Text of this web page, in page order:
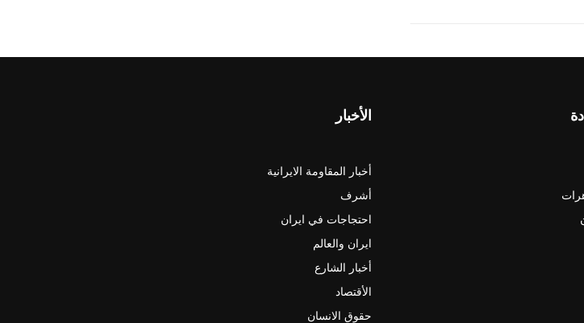
الأخبار
أخبار المقاومة الايرانية
أشرف
احتجاجات في ايران
ايران والعالم
أخبار الشارع
الأقتصاد
حقوق الانسان